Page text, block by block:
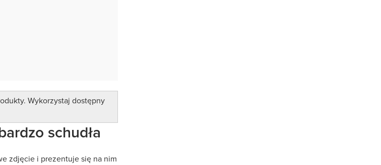
Wykorzystaj dostępny
schudła
zdjęcie i prezentuje się na nim